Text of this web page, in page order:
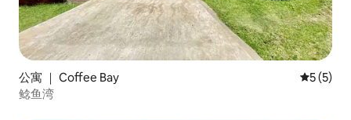
公寓 ｜ Coffee Bay 平均评分
5 (5)
鲶鱼湾